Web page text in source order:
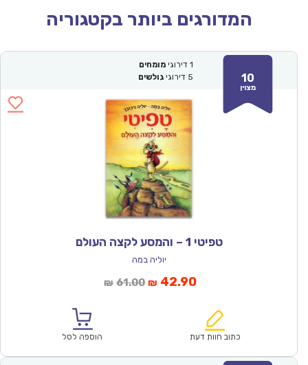
המדורגים ביותר בקטגוריה
10
מצוין
1 דירוגי מומחים
5 דירוגי גולשים
טפיטי 1 – והמסע לקצה העולם
יוליה במה
₪ 61.00המחיר
₪61.00.
₪ 42.90המחיר
הוא:
כתוב חוות דעת הוספה לסל